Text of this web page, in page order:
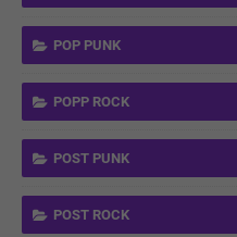
POP PUNK
POPP ROCK
POST PUNK
POST ROCK